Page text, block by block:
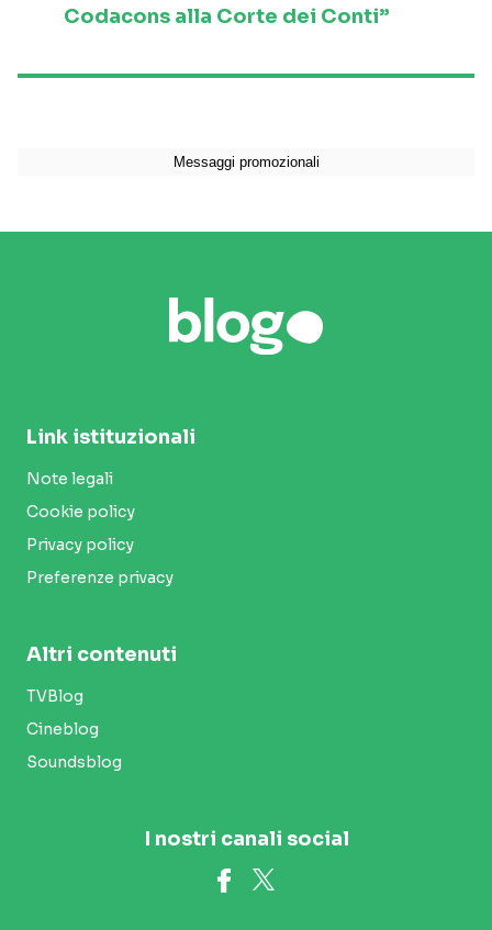
Codacons alla Corte dei Conti”
Link istituzionali
Note legali
Cookie policy
Privacy policy
Preferenze privacy
Altri contenuti
TVBlog
Cineblog
Soundsblog
I nostri canali social